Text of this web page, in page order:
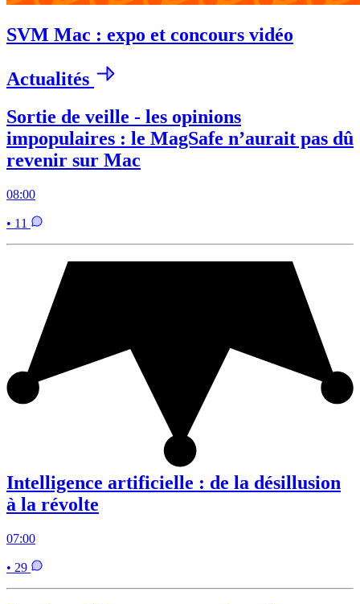
SVM Mac : expo et concours vidéo
Actualités
Sortie de veille - les opinions
impopulaires : le MagSafe n’aurait pas dû
revenir sur Mac
08:00
• 11
Intelligence artificielle : de la désillusion
à la révolte
07:00
• 29